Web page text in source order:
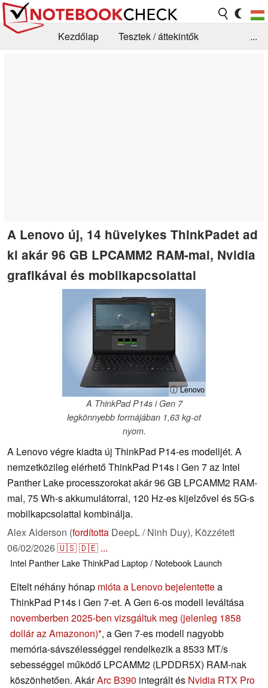
Kezdőlap
Tesztek / áttekintők
...
A Lenovo új, 14 hüvelykes ThinkPadet ad
ki akár 96 GB LPCAMM2 RAM-mal, Nvidia
grafikával és mobilkapcsolattal
ⓘ Lenovo
A ThinkPad P14s i Gen 7
legkönnyebb formájában 1,63 kg-ot
nyom.
A Lenovo végre kiadta új ThinkPad P14-es modelljét. A
nemzetközileg elérhető ThinkPad P14s i Gen 7 az Intel
Panther Lake processzorokat akár 96 GB LPCAMM2 RAM-
mal, 75 Wh-s akkumulátorral, 120 Hz-es kijelzővel és 5G-s
mobilkapcsolattal kombinálja.
Alex Alderson (fordította DeepL / Ninh Duy), Közzétett
06/02/2026🇺🇸🇩🇪 ...
Intel Panther LakeThinkPad Laptop / Notebook Launch
Eltelt néhány hónap mióta a Lenovo bejelentettea
ThinkPad P14s i Gen 7-et. A Gen 6-os modell leváltása
novemberben 2025-ben vizsgáltuk meg (jelenleg 1858
dollár az Amazonon) , a Gen 7-es modell nagyobb
memória-sávszélességgel rendelkezik a 8533 MT/s
sebességgel működő LPCAMM2 (LPDDR5X) RAM-nak
köszönhetően. AkárArc B390 integrált és Nvidia RTX Pro